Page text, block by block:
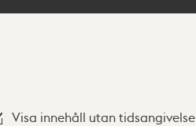
Visa innehåll utan tidsangivelse